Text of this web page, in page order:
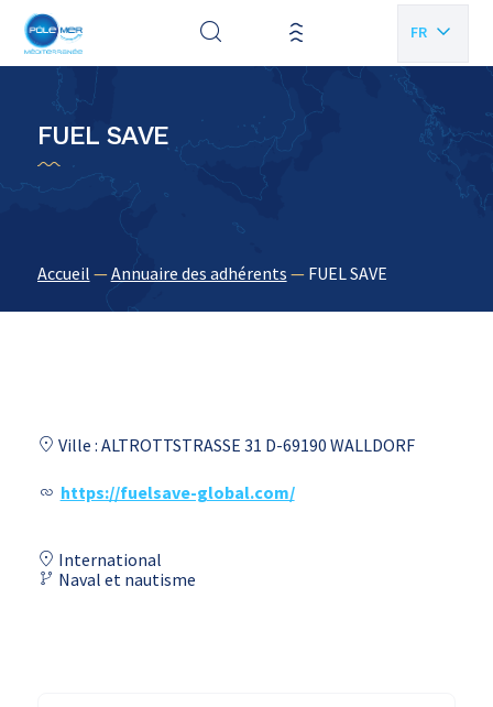
FR
EN
FUEL SAVE
Accueil —Annuaire des adhérents — FUEL SAVE
Ville : ALTROTTSTRASSE 31 D-69190 WALLDORF
https://fuelsave-global.com/
International
Naval et nautisme
Panneau de gestion des cookies